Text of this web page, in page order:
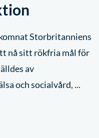
Storbritanniens
nå sitt rökfria mål för
av
och socialvård, ...